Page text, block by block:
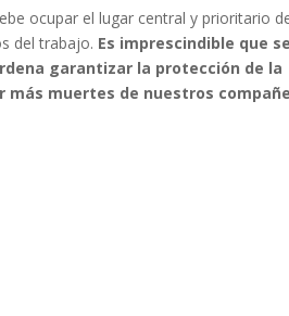
ocupar el lugar central y prioritario
del trabajo. Es imprescindible que se
garantizar la protección de la
muertes de nuestros